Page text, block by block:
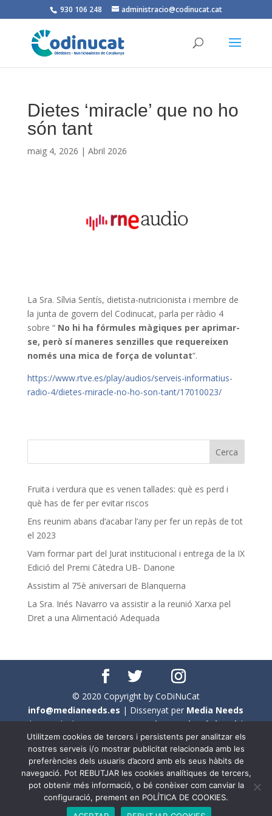
930 106 248 administracio@codinucat.cat
Dietes ‘miracle’ que no ho
són tant
maig 4, 2026 | Abril 2026
La Sra. Sílvia Sentís, dietista-nutricionista i membre de
la junta de govern del Codinucat, parla per ràdio 4
sobre “ No hi ha fórmules màgiques per aprimar-
se, però sí maneres senzilles que requereixen
només una mica de força de voluntat”.
https://www.rtve.es/play/audios/serveis-informatius-
radio-4/dietes-miracle-no-ho-son-tant/17010023/
Fruita i verdura que es venen tallades: què es perd i
què has de fer per evitar riscos
Ens reunim abans d’acabar l’any per fer un repàs de tot
el 2023
Vam formar part del Jurat institucional i entrega de la IX
Edició del Premi Càtedra UB- Danone
Assistim al 75è aniversari de Blanquerna
La Sra. Inés Navarro va assistir a la reunió Xarxa pel
Dret a una Alimentació Adequada
© 2020 Copyright by CoDiNuCat
info@medianeeds.es | Dissenyat per Media Needs
| Tots els drets reservats aCoDiNuCat |Avís legal|
Avís per cookies
En aquest web s'ha tingut en compte l'ús no sexista del
llenguatge. No obstant això, i a causa de la seva
extensió, no s'ha pogut fer de manera exhaustiva. Per
aquest motiu, a vegades , s'ha utilitzat el femení com a
Utilitzem cookies de tercers i persistents per analitzar els
nostres serveis i/o mostrar publicitat relacionada amb les
preferències dels usuaris d’acord amb els seus hàbits de
navegació. Pot REBUTJAR les cookies analítiques de tercers,
pot obtenir més informació, o bé conèixer com canviar la
configuració, prement en POLÍTICA DE COOKIES.